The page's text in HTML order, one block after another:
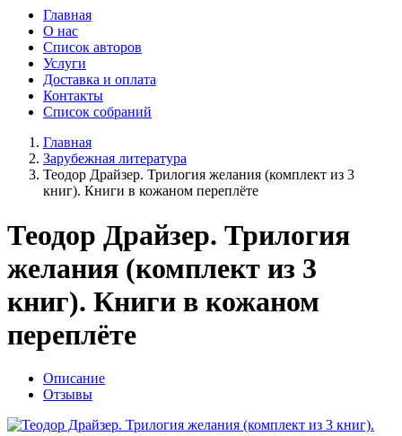
Главная
О нас
Список авторов
Услуги
Доставка и оплата
Контакты
Список собраний
Главная
Зарубежная литература
Теодор Драйзер. Трилогия желания (комплект из 3
книг). Книги в кожаном переплёте
Теодор Драйзер. Трилогия
желания (комплект из 3
книг). Книги в кожаном
переплёте
Описание
Отзывы